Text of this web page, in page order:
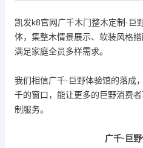
凯发k8官网广千木门整木定制 · 巨
体，集整木情景展示、软装风格
满足家庭全员多样需求。
我们相信广千· 巨野体验馆的落成
千的窗口，能让更多的巨野消费
制服务。
广千·巨